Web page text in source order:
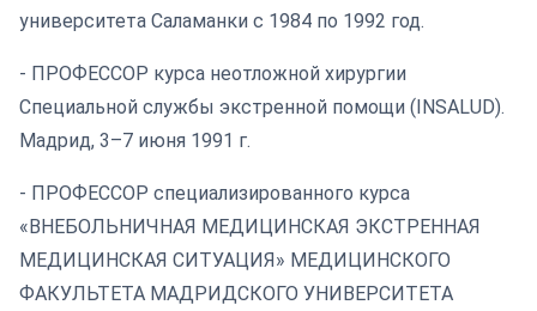
университета Саламанки с 1984 по 1992 год.
- ПРОФЕССОР курса неотложной хирургии
Специальной службы экстренной помощи (INSALUD).
Мадрид, 3–7 июня 1991 г.
- ПРОФЕССОР специализированного курса
«ВНЕБОЛЬНИЧНАЯ МЕДИЦИНСКАЯ ЭКСТРЕННАЯ
МЕДИЦИНСКАЯ СИТУАЦИЯ» МЕДИЦИНСКОГО
ФАКУЛЬТЕТА МАДРИДСКОГО УНИВЕРСИТЕТА